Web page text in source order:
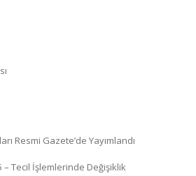
Resmi Gazete’de Yayımlandı
– Tecil İşlemlerinde Değişiklik